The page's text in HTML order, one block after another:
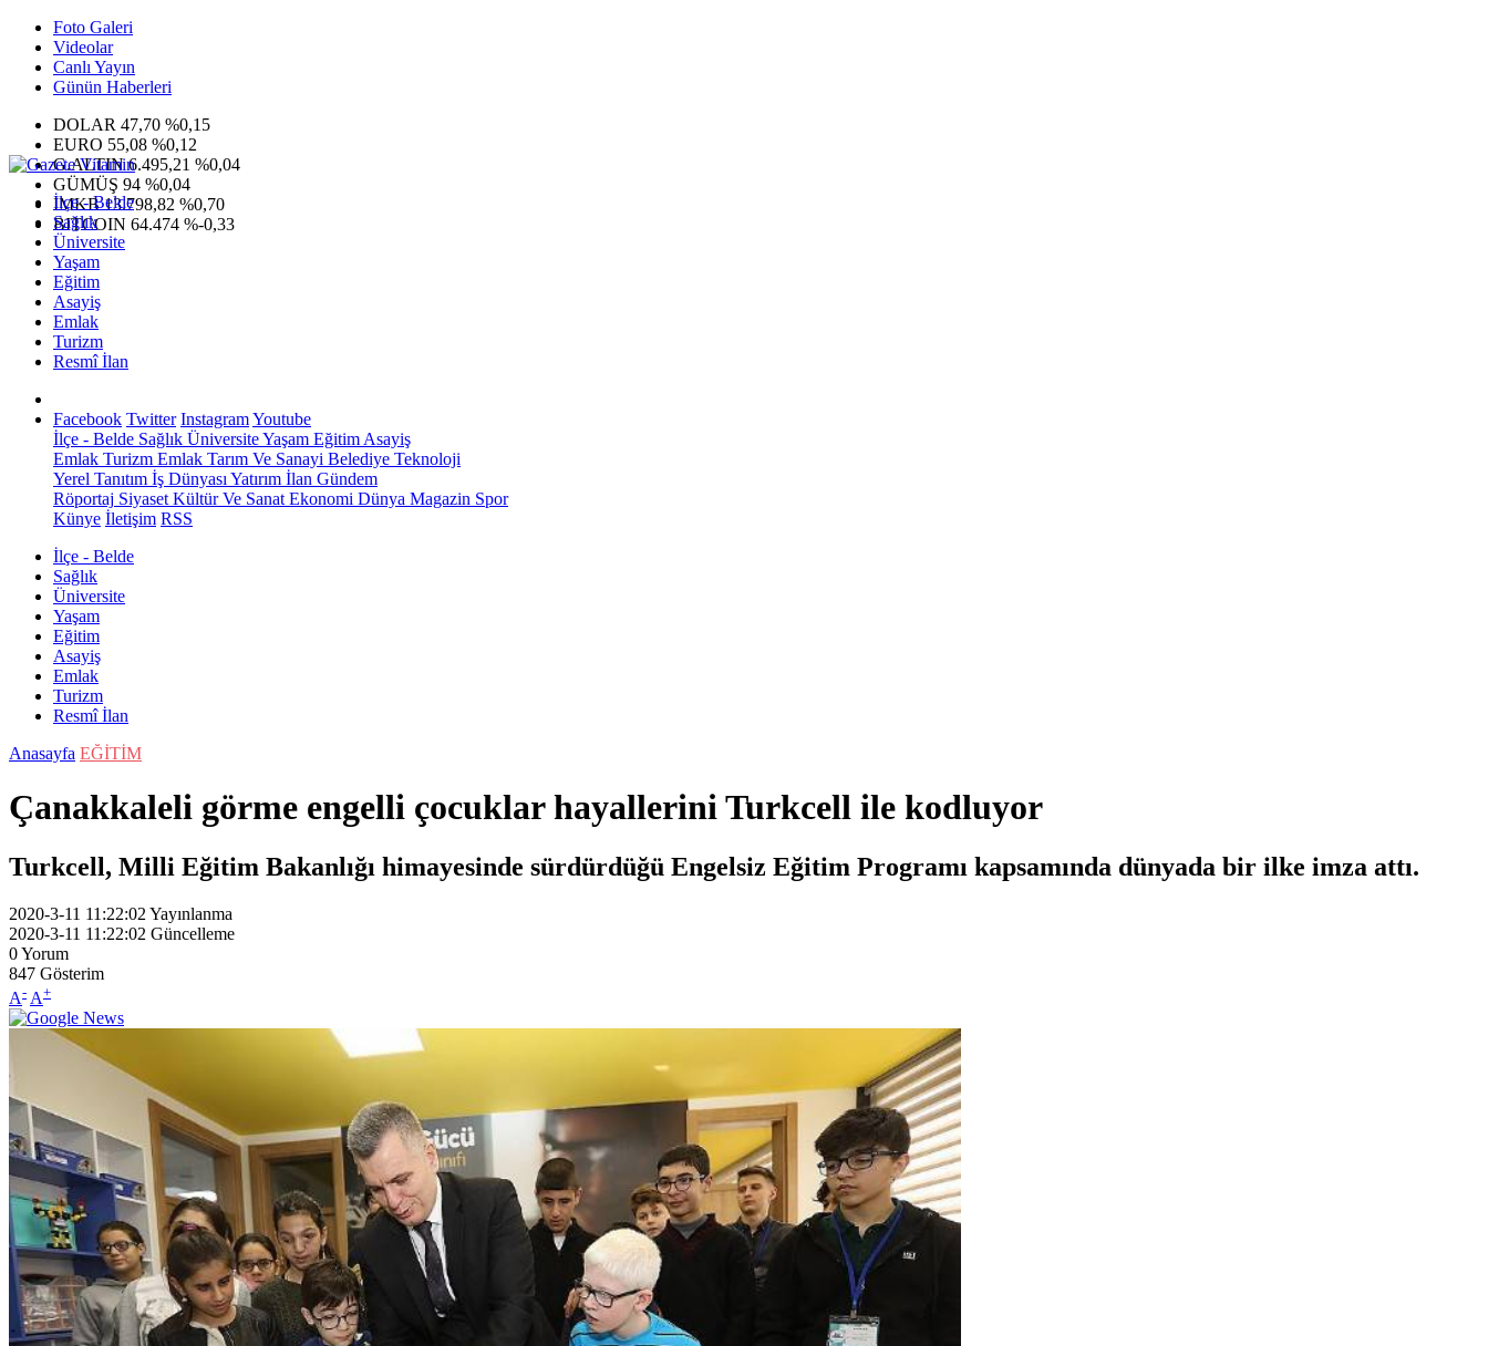
Foto Galeri
Videolar
Canlı Yayın
Günün Haberleri
DOLAR 47,70 %0,15
EURO 55,08 %0,12
G.ALTIN6.495,21 %0,04
GÜMÜŞ 94 %0,04
IMKB13.798,82 %0,70
BITCOIN 64.474 %-0,33
İlçe - Belde
Sağlık
Üniversite
Yaşam
Eğitim
Asayiş
Emlak
Turizm
Resmî İlan
Facebook Twitter InstagramYoutube
İlçe - Belde Sağlık ÜniversiteYaşam Eğitim Asayiş
Emlak Turizm Emlak Tarım Ve Sanayi Belediye Teknoloji
Yerel Tanıtım İş Dünyası Yatırım İlan Gündem
Röportaj Siyaset Kültür Ve Sanat Ekonomi Dünya Magazin Spor
Künye İletişim RSS
İlçe - Belde
Sağlık
Üniversite
Yaşam
Eğitim
Asayiş
Emlak
Turizm
Resmî İlan
Anasayfa EĞİTİM
Çanakkaleli görme engelli çocuklar hayallerini Turkcell ile kodluyor
Turkcell, Milli Eğitim Bakanlığı himayesinde sürdürdüğü Engelsiz Eğitim Programı kapsamında dünyada bir ilke imza attı.
2020-3-11 11:22:02 Yayınlanma
2020-3-11 11:22:02 Güncelleme
0Yorum
847 Gösterim
A- A+